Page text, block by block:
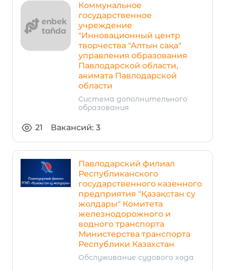
Коммунальное
государственное
учреждение
"Инновационный центр
творчества "Алтын сақа"
управления образования
Павлодарской области,
акимата Павлодарской
области
Система дополнительного
образования
21 Вакансий: 3
Павлодарский филиал
Республиканского
государственного казенного
предприятия "Қазақстан су
жолдары" Комитета
железнодорожного и
водного транспорта
Министерства транспорта
Республики Казахстан
Обслуживание судового хода